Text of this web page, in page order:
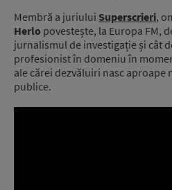
Membră a juriului Superscrieri,
Herlo povestește, la Europa FM,
jurnalismul de investigație și cât
profesionist în domeniu în
ale cărei dezvăluiri nasc aproape
publice.